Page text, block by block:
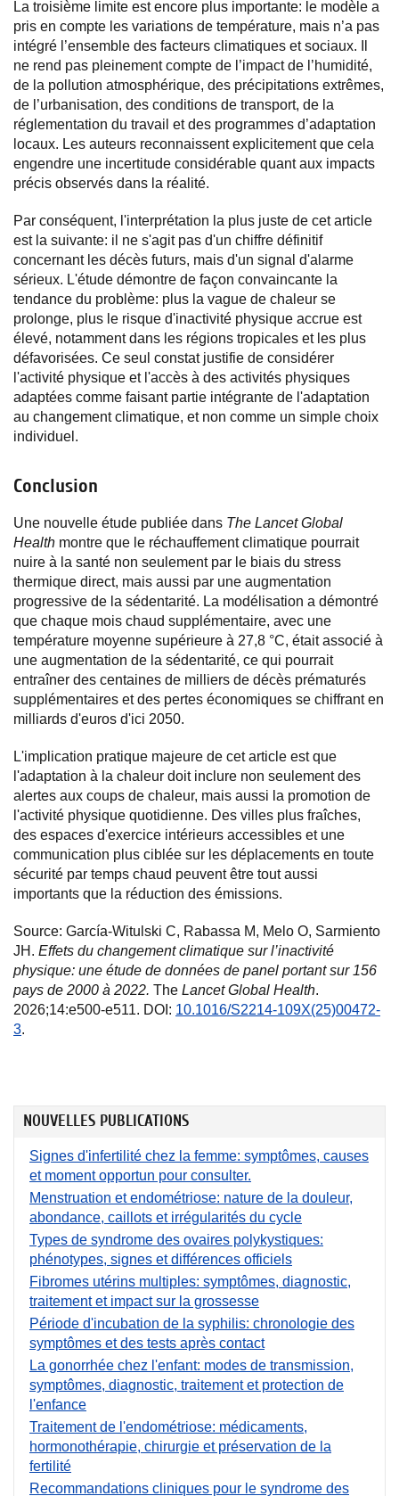
La troisième limite est encore plus importante: le modèle a
pris en compte les variations de température, mais n’a pas
intégré l’ensemble des facteurs climatiques et sociaux. Il
ne rend pas pleinement compte de l’impact de l’humidité,
de la pollution atmosphérique, des précipitations extrêmes,
de l’urbanisation, des conditions de transport, de la
réglementation du travail et des programmes d’adaptation
locaux. Les auteurs reconnaissent explicitement que cela
engendre une incertitude considérable quant aux impacts
précis observés dans la réalité.
Par conséquent, l'interprétation la plus juste de cet article
est la suivante: il ne s'agit pas d'un chiffre définitif
concernant les décès futurs, mais d'un signal d'alarme
sérieux. L'étude démontre de façon convaincante la
tendance du problème: plus la vague de chaleur se
prolonge, plus le risque d'inactivité physique accrue est
élevé, notamment dans les régions tropicales et les plus
défavorisées. Ce seul constat justifie de considérer
l'activité physique et l'accès à des activités physiques
adaptées comme faisant partie intégrante de l'adaptation
au changement climatique, et non comme un simple choix
individuel.
Conclusion
Une nouvelle étude publiée dans The Lancet Global
Health montre que le réchauffement climatique pourrait
nuire à la santé non seulement par le biais du stress
thermique direct, mais aussi par une augmentation
progressive de la sédentarité. La modélisation a démontré
que chaque mois chaud supplémentaire, avec une
température moyenne supérieure à 27,8 °C, était associé à
une augmentation de la sédentarité, ce qui pourrait
entraîner des centaines de milliers de décès prématurés
supplémentaires et des pertes économiques se chiffrant en
milliards d'euros d'ici 2050.
L'implication pratique majeure de cet article est que
l'adaptation à la chaleur doit inclure non seulement des
alertes aux coups de chaleur, mais aussi la promotion de
l'activité physique quotidienne. Des villes plus fraîches,
des espaces d'exercice intérieurs accessibles et une
communication plus ciblée sur les déplacements en toute
sécurité par temps chaud peuvent être tout aussi
importants que la réduction des émissions.
Source: García-Witulski C, Rabassa M, Melo O, Sarmiento
JH. Effets du changement climatique sur l’inactivité
physique: une étude de données de panel portant sur 156
pays de 2000 à 2022. The Lancet Global Health.
2026;14:e500-e511. DOI: 10.1016/S2214-109X(25)00472-
3.
NOUVELLES PUBLICATIONS
Signes d'infertilité chez la femme: symptômes, causes
et moment opportun pour consulter.
Menstruation et endométriose: nature de la douleur,
abondance, caillots et irrégularités du cycle
Types de syndrome des ovaires polykystiques:
phénotypes, signes et différences officiels
Fibromes utérins multiples: symptômes, diagnostic,
traitement et impact sur la grossesse
Période d'incubation de la syphilis: chronologie des
symptômes et des tests après contact
La gonorrhée chez l'enfant: modes de transmission,
symptômes, diagnostic, traitement et protection de
l'enfance
Traitement de l'endométriose: médicaments,
hormonothérapie, chirurgie et préservation de la
fertilité
Recommandations cliniques pour le syndrome des